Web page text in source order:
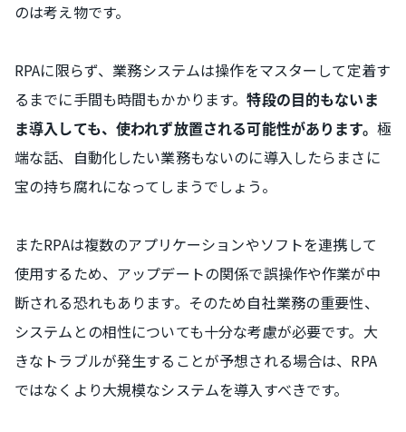
のは考え物です。
RPAに限らず、業務システムは操作をマスターして定着す
るまでに手間も時間もかかります。特段の目的もないま
ま導入しても、使われず放置される可能性があります。 極
端な話、自動化したい業務もないのに導入したらまさに
宝の持ち腐れになってしまうでしょう。
またRPAは複数のアプリケーションやソフトを連携して
使用するため、アップデートの関係で誤操作や作業が中
断される恐れもあります。そのため自社業務の重要性、
システムとの相性についても十分な考慮が必要です。大
きなトラブルが発生することが予想される場合は、RPA
ではなくより大規模なシステムを導入すべきです。